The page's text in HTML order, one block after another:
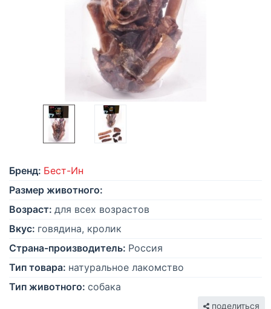
Бренд: Бест-Ин
Размер животного:
Возраст: для всех возрастов
Вкус: говядина, кролик
Страна-производитель: Россия
Тип товара: натуральное лакомство
Тип животного: собака
поделиться